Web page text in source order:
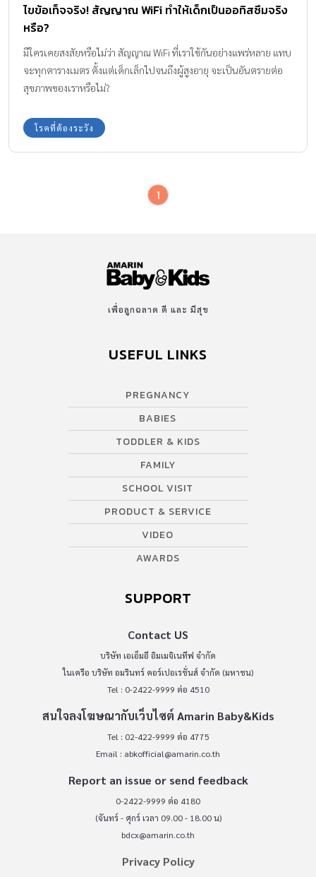
ไขข้อเท็จจริง! สัญญาณ WiFi ทำให้เด็กเป็นออทิสซึมจริง
หรือ?
มีใครเคยสงสัยหรือไม่ว่า สัญญาณ WiFi ที่เราใช้กันอย่างแพร่หลาย แทบ
จะทุกตารางเมตร ตั้งแต่เด็กเล็กไปจนถึงผู้สูงอายุ จะเป็นอันตรายต่อ
สุขภาพของเราหรือไม่?
โรคที่ต้องระวัง
1
เพื่อลูกฉลาด ดี และ มีสุข
USEFUL LINKS
PREGNANCY
BABIES
TODDLER & KIDS
FAMILY
SCHOOL VISIT
PRODUCT & SERVICE
VIDEO
AWARDS
SUPPORT
Contact US
บริษัท เอเอ็มอี อิมเมจิเนทีฟ จำกัด
ในเครือ บริษัท อมรินทร์ คอร์เปอเรชั่นส์ จำกัด (มหาชน)
Tel : 0-2422-9999 ต่อ 4510
สนใจลงโฆษณากับเว็บไซต์ Amarin Baby&Kids
Tel : 02-422-9999 ต่อ 4775
Email : abkofficial@amarin.co.th
Report an issue or send feedback
0-2422-9999 ต่อ 4180
(จันทร์ - ศุกร์ เวลา 09.00 - 18.00 น)
bdcx@amarin.co.th
Privacy Policy